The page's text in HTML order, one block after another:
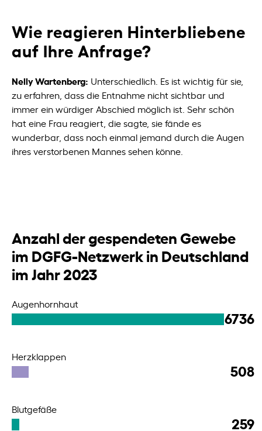
Wie reagieren Hinterbliebene
auf Ihre Anfrage?
Nelly Wartenberg: Unterschiedlich. Es ist wichtig für sie,
zu erfahren, dass die Entnahme nicht sichtbar und
immer ein würdiger Abschied möglich ist. Sehr schön
hat eine Frau reagiert, die sagte, sie fände es
wunderbar, dass noch einmal jemand durch die Augen
ihres verstorbenen Mannes sehen könne.
Anzahl der gespendeten Gewebe
im DGFG-Netzwerk in Deutschland
im Jahr 2023
Augenhornhaut
6736
Herzklappen
508
Blutgefäße
259